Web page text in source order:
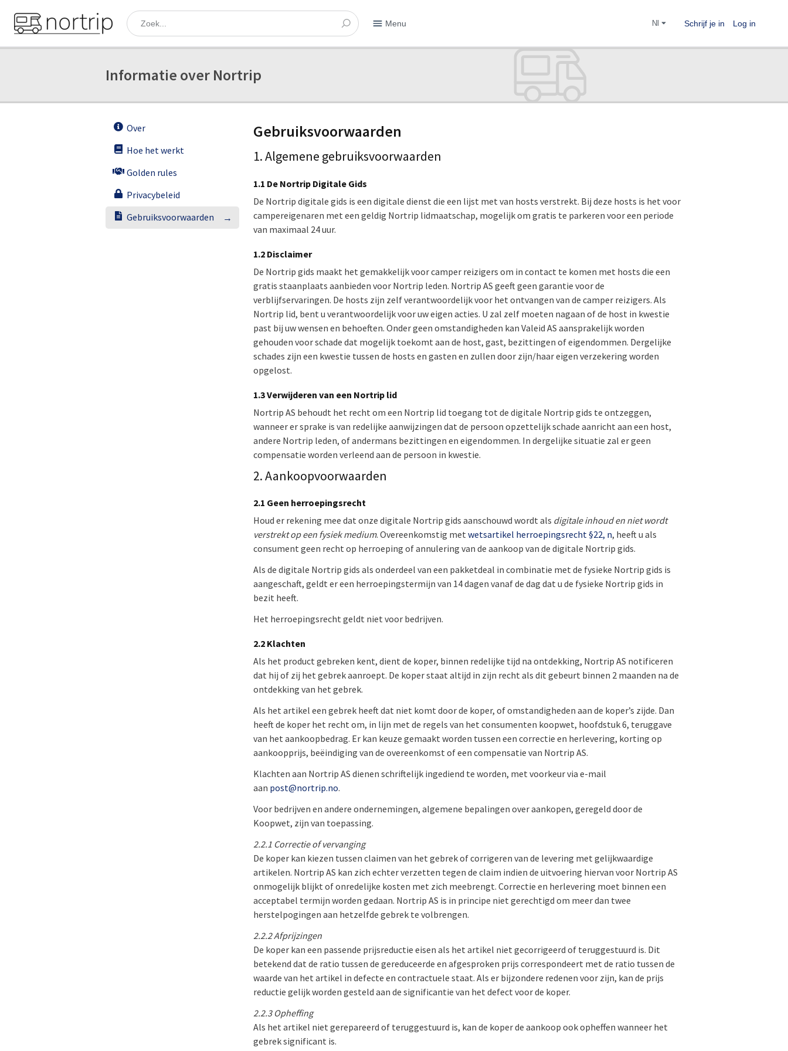
Menu Schrijf je in Log in
Informatie over Nortrip
Over
Hoe het werkt
Golden rules
Privacybeleid
Gebruiksvoorwaarden
Gebruiksvoorwaarden
1. Algemene gebruiksvoorwaarden
1.1 De Nortrip Digitale Gids
De Nortrip digitale gids is een digitale dienst die een lijst met van hosts verstrekt. Bij deze hosts is het voor
campereigenaren met een geldig Nortrip lidmaatschap, mogelijk om gratis te parkeren voor een periode
van maximaal 24 uur.
1.2 Disclaimer
De Nortrip gids maakt het gemakkelijk voor camper reizigers om in contact te komen met hosts die een
gratis staanplaats aanbieden voor Nortrip leden. Nortrip AS geeft geen garantie voor de
verblijfservaringen. De hosts zijn zelf verantwoordelijk voor het ontvangen van de camper reizigers. Als
Nortrip lid, bent u verantwoordelijk voor uw eigen acties. U zal zelf moeten nagaan of de host in kwestie
past bij uw wensen en behoeften. Onder geen omstandigheden kan Valeid AS aansprakelijk worden
gehouden voor schade dat mogelijk toekomt aan de host, gast, bezittingen of eigendommen. Dergelijke
schades zijn een kwestie tussen de hosts en gasten en zullen door zijn/haar eigen verzekering worden
opgelost.
1.3 Verwijderen van een Nortrip lid
Nortrip AS behoudt het recht om een Nortrip lid toegang tot de digitale Nortrip gids te ontzeggen,
wanneer er sprake is van redelijke aanwijzingen dat de persoon opzettelijk schade aanricht aan een host,
andere Nortrip leden, of andermans bezittingen en eigendommen. In dergelijke situatie zal er geen
compensatie worden verleend aan de persoon in kwestie.
2. Aankoopvoorwaarden
2.1 Geen herroepingsrecht
Houd er rekening mee dat onze digitale Nortrip gids aanschouwd wordt als digitale inhoud en niet wordt
verstrekt op een fysiek medium. Overeenkomstig met wetsartikel herroepingsrecht §22, n, heeft u als
consument geen recht op herroeping of annulering van de aankoop van de digitale Nortrip gids.
Als de digitale Nortrip gids als onderdeel van een pakketdeal in combinatie met de fysieke Nortrip gids is
aangeschaft, geldt er een herroepingstermijn van 14 dagen vanaf de dag dat u de fysieke Nortrip gids in
bezit heeft.
Het herroepingsrecht geldt niet voor bedrijven.
2.2 Klachten
Als het product gebreken kent, dient de koper, binnen redelijke tijd na ontdekking, Nortrip AS notificeren
dat hij of zij het gebrek aanroept. De koper staat altijd in zijn recht als dit gebeurt binnen 2 maanden na de
ontdekking van het gebrek.
Als het artikel een gebrek heeft dat niet komt door de koper, of omstandigheden aan de koper’s zijde. Dan
heeft de koper het recht om, in lijn met de regels van het consumenten koopwet, hoofdstuk 6, teruggave
van het aankoopbedrag. Er kan keuze gemaakt worden tussen een correctie en herlevering, korting op
aankoopprijs, beëindiging van de overeenkomst of een compensatie van Nortrip AS.
Klachten aan Nortrip AS dienen schriftelijk ingediend te worden, met voorkeur via e-mail
aan post@nortrip.no.
Voor bedrijven en andere ondernemingen, algemene bepalingen over aankopen, geregeld door de
Koopwet, zijn van toepassing.
2.2.1 Correctie of vervanging
De koper kan kiezen tussen claimen van het gebrek of corrigeren van de levering met gelijkwaardige
artikelen. Nortrip AS kan zich echter verzetten tegen de claim indien de uitvoering hiervan voor Nortrip AS
onmogelijk blijkt of onredelijke kosten met zich meebrengt. Correctie en herlevering moet binnen een
acceptabel termijn worden gedaan. Nortrip AS is in principe niet gerechtigd om meer dan twee
herstelpogingen aan hetzelfde gebrek te volbrengen.
2.2.2 Afprijzingen
De koper kan een passende prijsreductie eisen als het artikel niet gecorrigeerd of teruggestuurd is. Dit
betekend dat de ratio tussen de gereduceerde en afgesproken prijs correspondeert met de ratio tussen de
waarde van het artikel in defecte en contractuele staat. Als er bijzondere redenen voor zijn, kan de prijs
reductie gelijk worden gesteld aan de significantie van het defect voor de koper.
2.2.3 Opheffing
Als het artikel niet gerepareerd of teruggestuurd is, kan de koper de aankoop ook opheffen wanneer het
gebrek significant is.